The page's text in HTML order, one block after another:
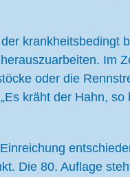
krankheitsbedingt
Im
oder die
kräht der Hahn, so
Die 80. Auflage